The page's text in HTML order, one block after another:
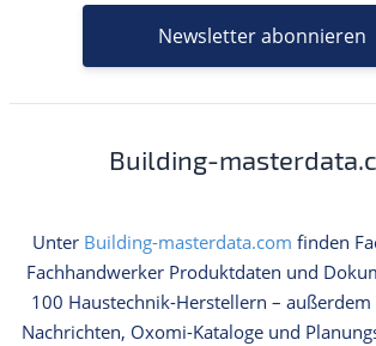
Newsletter abonnieren
Building-
Unter Building-masterdata.com finden
Fachhandwerker Produktdaten und
100 Haustechnik-Herstellern –
Nachrichten, Oxomi-Kataloge und